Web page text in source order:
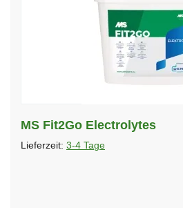
MS Fit2Go Electrolytes
Lieferzeit: 3-4 Tage